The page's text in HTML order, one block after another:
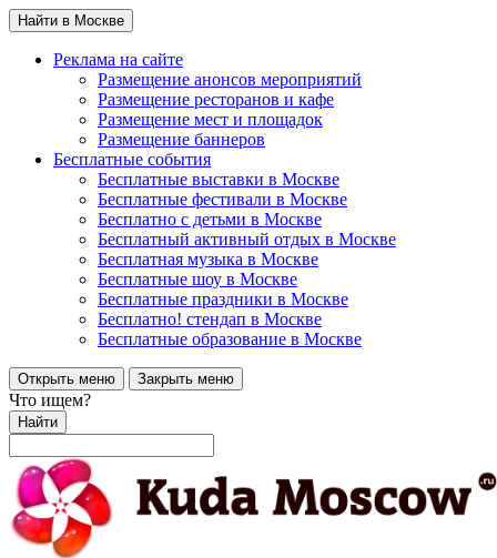
Найти в Москве
Реклама на сайте
Размещение анонсов мероприятий
Размещение ресторанов и кафе
Размещение мест и площадок
Размещение баннеров
Бесплатные события
Бесплатные выставки в Москве
Бесплатные фестивали в Москве
Бесплатно с детьми в Москве
Бесплатный активный отдых в Москве
Бесплатная музыка в Москве
Бесплатные шоу в Москве
Бесплатные праздники в Москве
Бесплатно! стендап в Москве
Бесплатные образование в Москве
Открыть меню Закрыть меню
Что ищем?
Найти